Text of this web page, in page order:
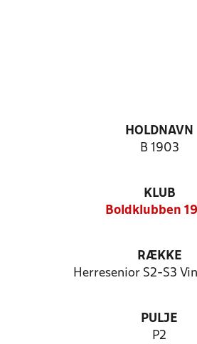
HOLDNAVN
B 1903
KLUB
Boldklubben
RÆKKE
Herresenior S2-S3
PULJE
P2